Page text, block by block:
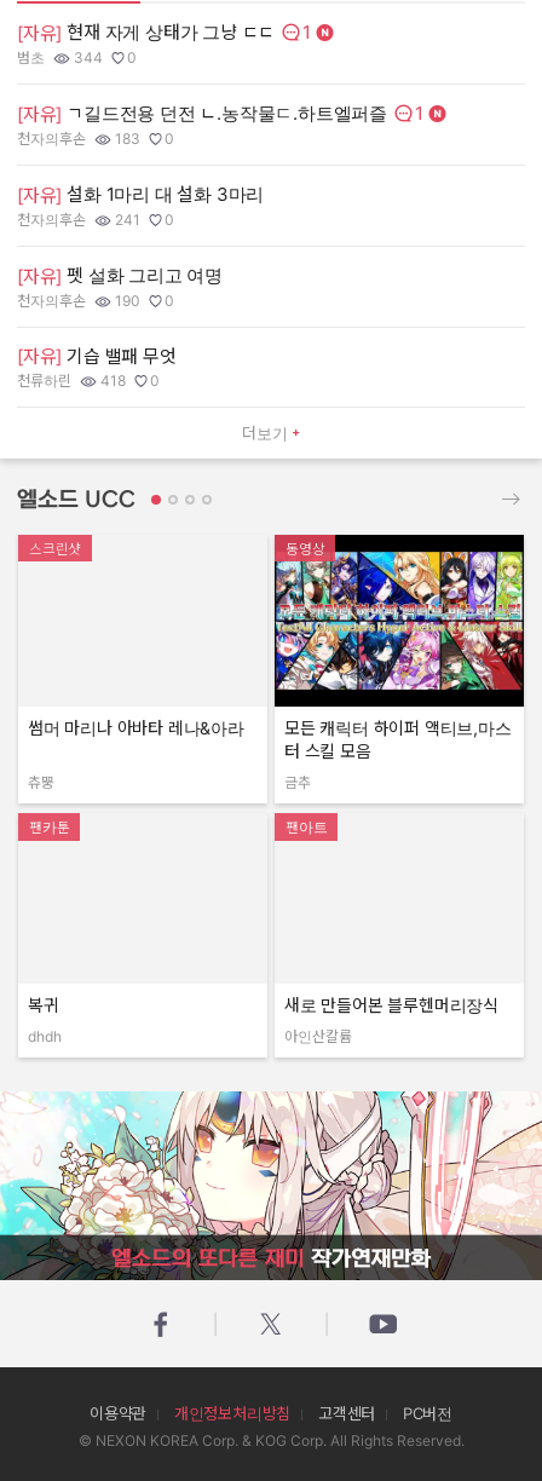
더보기
[자유] 현재 자게 상태가 그냥 ㄷㄷ 댓글수:
1
작성자:
범초
조회수:
344
추천수:
0
[자유] ㄱ길드전용 던전 ㄴ.농작물ㄷ.하트엘퍼즐 댓글수:
1
작성자:
천자의후손
조회수:
183
추천수:
0
[자유] 설화 1마리 대 설화 3마리
작성자:
천자의후손
조회수:
241
추천수:
0
[자유] 펫 설화 그리고 여명
작성자:
천자의후손
조회수:
190
추천수:
0
[자유] 기습 밸패 무엇
작성자:
천류하린
조회수:
418
추천수:
0
엘소드 UCC
스크린샷
썸머 마리나 아바타 레나&아라
작성자:
츄뿡
동영상
모든 캐릭터 하이퍼 액티브,마스
터 스킬 모음
작성자:
금추
팬카툰
복귀
dhdh
팬아트
새로 만들어본 블루헨머리장식
작성자:
아인산칼륨
엘소드의 또다른 재미 작가연재만화
이용약관 개인정보처리방침 고객센터 PC버전
© NEXON KOREA Corp. & KOG Corp. All Rights Reserved.